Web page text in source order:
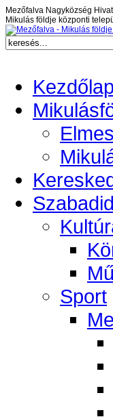
Mezőfalva Nagyközség
Mikulás földje központi
Kezdőlap
Sport